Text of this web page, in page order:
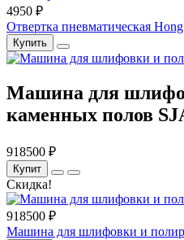
4950 ₽
Отвертка пневматическая
Купить
Машина для
каменных полов
918500 ₽
Купит
Скидка!
918500 ₽
Машина для шлифовки и